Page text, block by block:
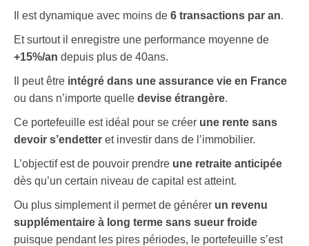
Il est dynamique avec moins de 6 transactions par an.
Et surtout il enregistre une performance moyenne de
+15%/an depuis plus de 40ans.
Il peut être intégré dans une assurance vie en France
ou dans n’importe quelle devise étrangère.
Ce portefeuille est idéal pour se créer une rente sans
devoir s’endetter et investir dans de l’immobilier.
L’objectif est de pouvoir prendre une retraite anticipée
dès qu’un certain niveau de capital est atteint.
Ou plus simplement il permet de générer un revenu
supplémentaire à long terme sans sueur froide
puisque pendant les pires périodes, le portefeuille s’est